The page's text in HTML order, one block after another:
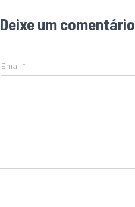
Deixe um comentário
Email*